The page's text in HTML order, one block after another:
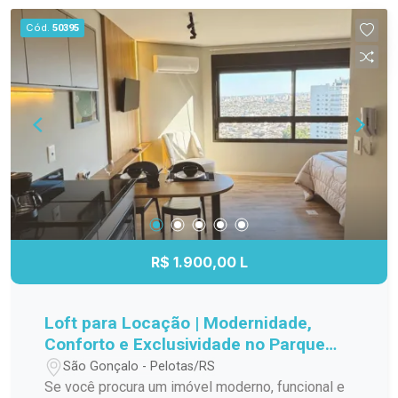
boa infraestrutura de lazer, este imóvel reúne
características que favorecem uma rotina
confortável e funcional. Entre em contato para
mais informações e agende sua visita.
lazer para toda a família. Entre em contato e
agende sua visita! Seu novo lar pode estar aqui.
Cód. 50395
R$ 1.900,00 L
Loft para Locação | Modernidade,
Conforto e Exclusividade no Parque
UnaSão Gonçalo - Pelotas/RS
Se você procura um imóvel moderno, funcional e